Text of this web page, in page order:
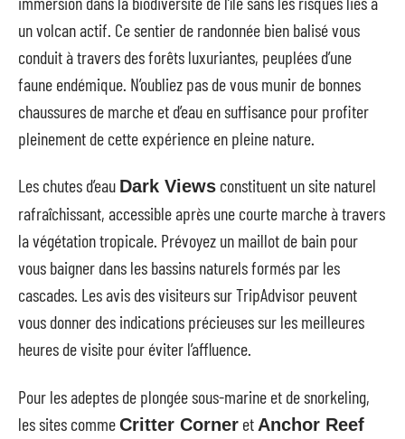
un volcan actif. Ce sentier de randonnée bien balisé vous
conduit à travers des forêts luxuriantes, peuplées d’une
faune endémique. N’oubliez pas de vous munir de bonnes
chaussures de marche et d’eau en suffisance pour profiter
pleinement de cette expérience en pleine nature.
Les chutes d’eau Dark Views constituent un site naturel
rafraîchissant, accessible après une courte marche à travers
la végétation tropicale. Prévoyez un maillot de bain pour
vous baigner dans les bassins naturels formés par les
cascades. Les avis des visiteurs sur TripAdvisor peuvent
vous donner des indications précieuses sur les meilleures
heures de visite pour éviter l’affluence.
Pour les adeptes de plongée sous-marine et de snorkeling,
les sites commeCritter Corner et Anchor Reef